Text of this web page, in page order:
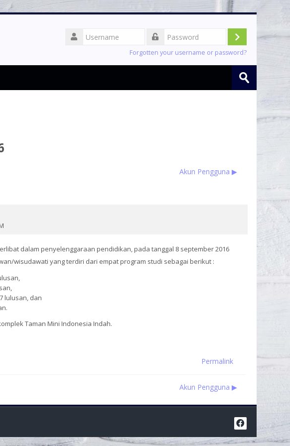
Username
Log
Forgotten your username or password?
Submit
Akun Pengguna ▶︎
dalam penyelenggaraan pendidikan, pada tanggal 8 september 2016
wisudawati yang terdiri dari empat program studi sebagai berikut :
lulusan, dan
Taman Mini Indonesia Indah.
Permalink
Akun Pengguna ▶︎